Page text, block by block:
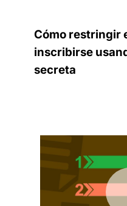
Cómo restringir
inscribirse
secreta